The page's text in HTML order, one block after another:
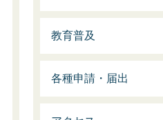
教育普及
各種申請・届出